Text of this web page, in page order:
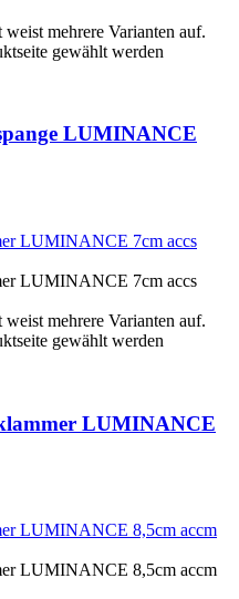
weist mehrere Varianten auf.
gewählt werden
LUMINANCE
weist mehrere Varianten auf.
gewählt werden
LUMINANCE